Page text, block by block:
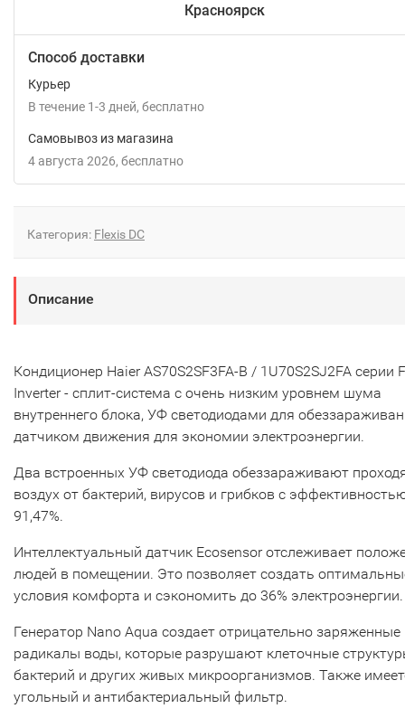
Красноярск
Способ доставки
Курьер
В течение 1-3 дней Бесплатно
Самовывоз из магазина
4 августа 2026
Бесплатно
Категория: Flexis DC
Описание
Кондиционер Haier AS70S2SF3FA-B / 1U70S2SJ2FA серии
Inverter - сплит-система с очень низким уровнем шума
внутреннего блока, УФ светодиодами для
датчиком движения для экономии электроэнергии.
Два встроенных УФ светодиода обеззараживают
воздух от бактерий, вирусов и грибков с
91,47%.
Интеллектуальный датчик Ecosensor отслеживает
людей в помещении. Это позволяет создать
условия комфорта и сэкономить до 36% электроэнергии.
Генератор Nano Aqua создает отрицательно заряженные
радикалы воды, которые разрушают клеточные
бактерий и других живых микроорганизмов. Также
угольный и антибактериальный фильтр.